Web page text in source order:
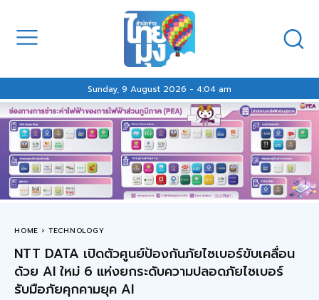
Sunday, 9 August 2026 - 4:04 am
HOME TECHNOLOGY
NTT DATA เปิดตัวศูนย์ป้องกันภัยไซเบอร์ขับเคลื่อน
ด้วย AI ใหม่ 6 แห่งยกระดับความปลอดภัยไซเบอร์
รับมือภัยคุกคามยุค AI